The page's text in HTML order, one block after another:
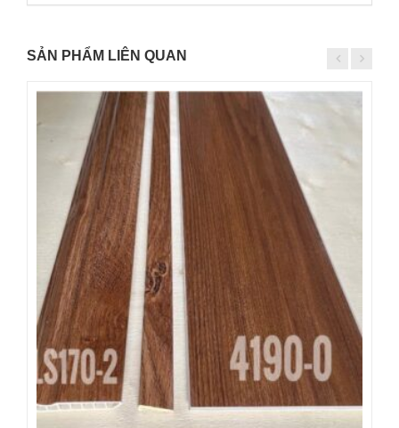
SẢN PHẨM LIÊN QUAN